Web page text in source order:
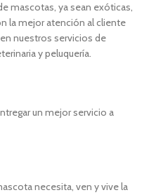
mascotas, ya sean exóticas,
la mejor atención al cliente
nuestros servicios de
y peluquería.
un mejor servicio a
necesita, ven y vive la